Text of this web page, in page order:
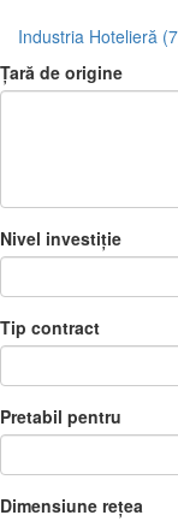
Industria Hotelieră
Țară de origine
Nivel investiție
Tip contract
Pretabil pentru
Dimensiune rețea